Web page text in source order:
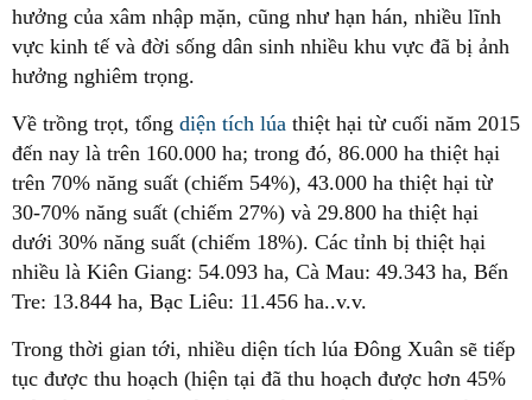
hưởng của xâm nhập mặn, cũng như hạn hán, nhiều lĩnh
vực kinh tế và đời sống dân sinh nhiều khu vực đã bị ảnh
hưởng nghiêm trọng.
Về trồng trọt, tổng diện tích lúa thiệt hại từ cuối năm 2015
đến nay là trên 160.000 ha; trong đó, 86.000 ha thiệt hại
trên 70% năng suất (chiếm 54%), 43.000 ha thiệt hại từ
30-70% năng suất (chiếm 27%) và 29.800 ha thiệt hại
dưới 30% năng suất (chiếm 18%). Các tỉnh bị thiệt hại
nhiều là Kiên Giang: 54.093 ha, Cà Mau: 49.343 ha, Bến
Tre: 13.844 ha, Bạc Liêu: 11.456 ha..v.v.
Trong thời gian tới, nhiều diện tích lúa Đông Xuân sẽ tiếp
tục được thu hoạch (hiện tại đã thu hoạch được hơn 45%